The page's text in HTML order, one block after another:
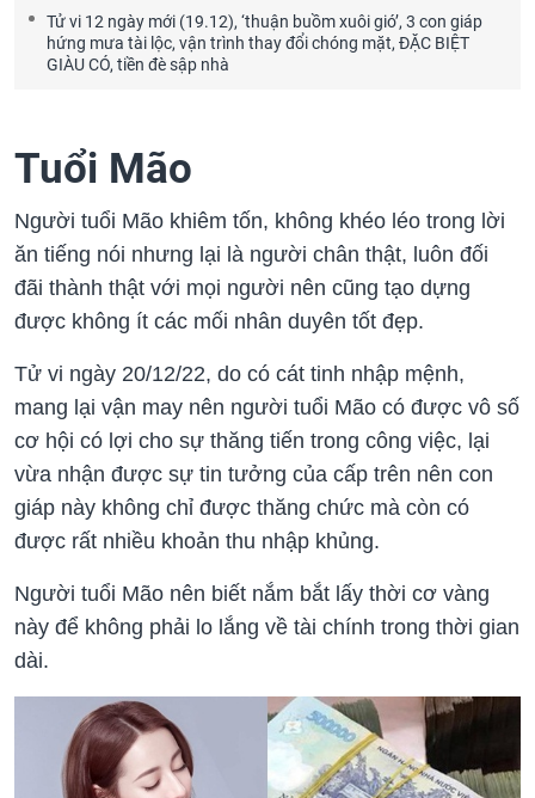
Tử vi 12 ngày mới (19.12), ‘thuận buồm xuôi gió’, 3 con giáp
hứng mưa tài lộc, vận trình thay đổi chóng mặt, ĐẶC BIỆT
GIÀU CÓ, tiền đè sập nhà
Tuổi Mão
Người tuổi Mão khiêm tốn, không khéo léo trong lời
ăn tiếng nói nhưng lại là người chân thật, luôn đối
đãi thành thật với mọi người nên cũng tạo dựng
được không ít các mối nhân duyên tốt đẹp.
Tử vi ngày 20/12/22, do có cát tinh nhập mệnh,
mang lại vận may nên người tuổi Mão có được vô số
cơ hội có lợi cho sự thăng tiến trong công việc, lại
vừa nhận được sự tin tưởng của cấp trên nên con
giáp này không chỉ được thăng chức mà còn có
được rất nhiều khoản thu nhập khủng.
Người tuổi Mão nên biết nắm bắt lấy thời cơ vàng
này để không phải lo lắng về tài chính trong thời gian
dài.